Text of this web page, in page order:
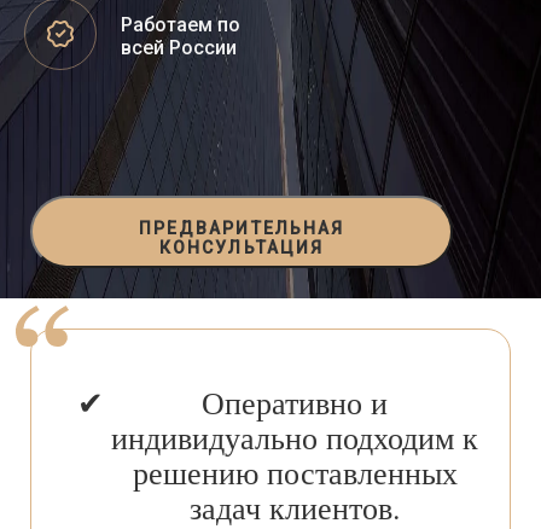
Работаем по
всей России
ПРЕДВАРИТЕЛЬНАЯ
КОНСУЛЬТАЦИЯ
Оперативно и
индивидуально подходим к
решению поставленных
задач клиентов.